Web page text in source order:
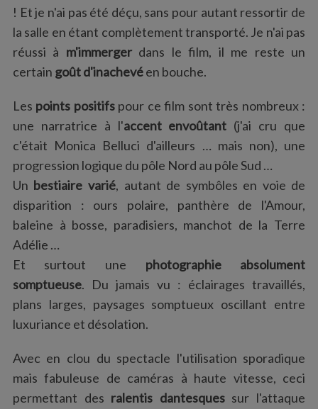
! Et je n'ai pas été déçu, sans pour autant ressortir de
la salle en étant complètement transporté. Je n'ai pas
réussi à m'immergerdans le film, il me reste un
certain goût d'inachevéen bouche.
Les points positifspour ce film sont très nombreux :
une narratrice à l'accent envoûtant (j'ai cru que
c'était Monica Belluci d'ailleurs … mais non), une
progression logique du pôle Nord au pôle Sud …
Un bestiaire varié, autant de symbôles en voie de
disparition : ours polaire, panthère de l'Amour,
baleine à bosse, paradisiers, manchot de la Terre
Adélie …
Et surtout une photographie absolument
somptueuse. Du jamais vu : éclairages travaillés,
plans larges, paysages somptueux oscillant entre
luxuriance et désolation.
Avec en clou du spectacle l'utilisation sporadique
mais fabuleuse de caméras à haute vitesse, ceci
permettant des ralentis dantesquessur l'attaque